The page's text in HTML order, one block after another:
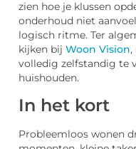
zien hoe je klussen
onderhoud niet
logisch ritme. Ter
kijken bij Woon Vision,
volledig zelfstandig te
huishouden.
In het kort
Probleemloos wonen